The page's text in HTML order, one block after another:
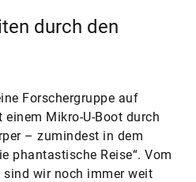
durch den
Forschergruppe auf
Mikro-U-Boot durch
– zumindest in dem
phantastische Reise“. Vom
wir noch immer weit